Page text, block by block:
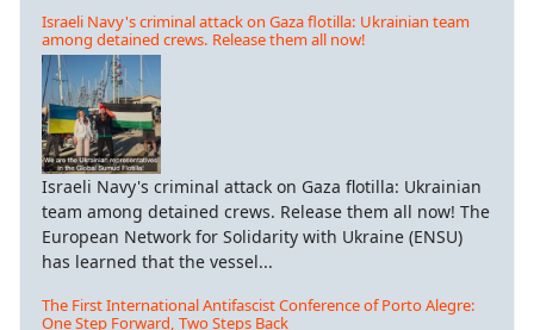
Israeli Navy's criminal attack on Gaza flotilla: Ukrainian team
among detained crews. Release them all now!
Israeli Navy's criminal attack on Gaza flotilla: Ukrainian
team among detained crews. Release them all now! The
European Network for Solidarity with Ukraine (ENSU)
has learned that the vessel...
The First International Antifascist Conference of Porto Alegre:
One Step Forward, Two Steps Back